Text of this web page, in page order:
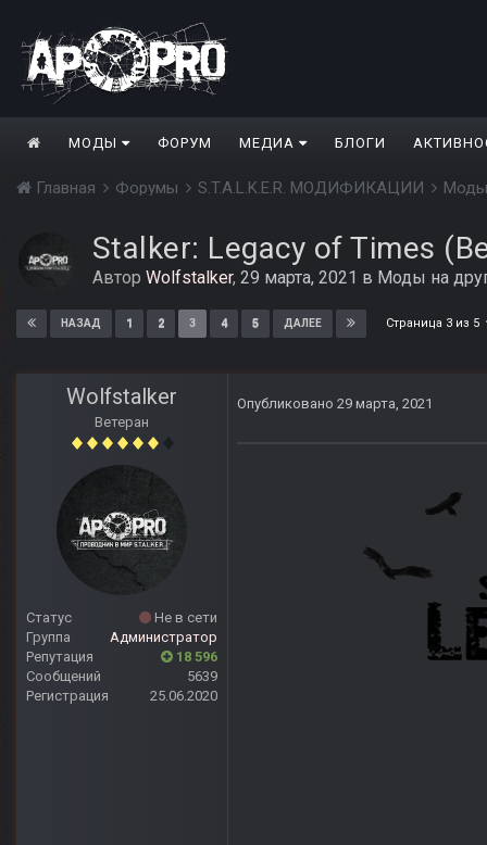
МОДЫ ФОРУМ МЕДИА БЛОГИ
Главная Форумы S.T.A.L.K.E.R. МОДИФИКАЦИИ Моды
Stalker: Legacy of Times
Автор Wolfstalker, 29 марта, 2021 в Моды на
НАЗАД 1 2 3 4 5 ДАЛЕЕ Страница 3 из 5
Wolfstalker
Ветеран
Статус
Не в сети
Группа
Администратор
Репутация
18 596
Сообщений
5639
Регистрация
25.06.2020
Опубликовано 29 марта, 2021